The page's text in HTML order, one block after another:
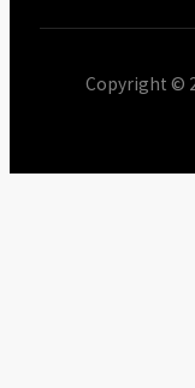
Copyright ©